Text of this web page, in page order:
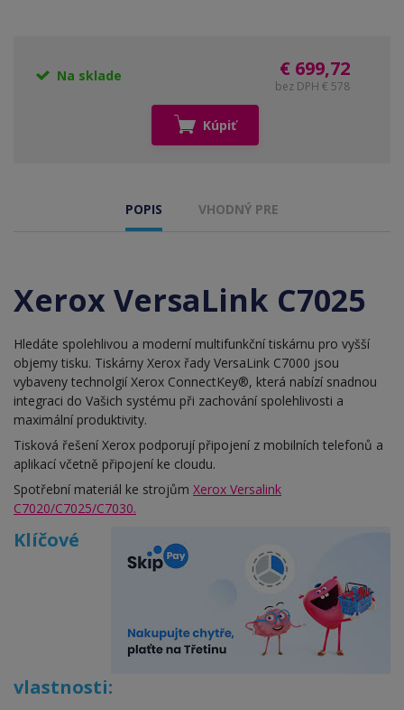
Na sklade € 699,72
bez DPH € 578
Kúpiť
POPIS VHODNÝ PRE
Xerox VersaLink C7025
Hledáte spolehlivou a moderní multifunkční tiskárnu pro vyšší
objemy tisku. Tiskárny Xerox řady VersaLink C7000 jsou
vybaveny technolgií Xerox ConnectKey®, která nabízí snadnou
integraci do Vašich systému při zachování spolehlivosti a
maximální produktivity.
Tisková řešení Xerox podporují připojení z mobilních telefonů a
aplikací včetně připojení ke cloudu.
Spotřební materiál ke strojům Xerox Versalink
C7020/C7025/C7030.
Klíčové
vlastnosti: